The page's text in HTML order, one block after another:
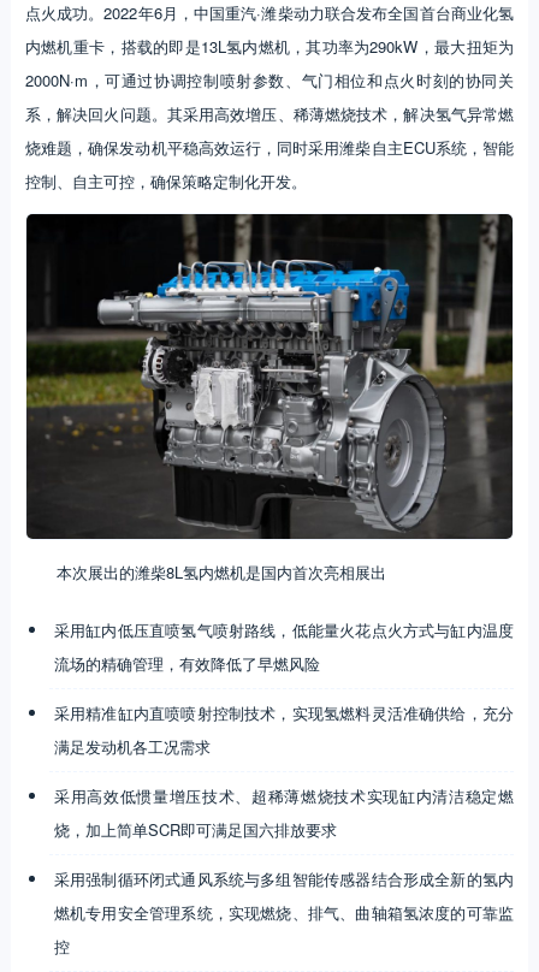
点火成功。2022年6月，中国重汽·潍柴动力联合发布全国首台商业化氢
内燃机重卡，搭载的即是13L氢内燃机，其功率为290kW，最大扭矩为
2000N·m，可通过协调控制喷射参数、气门相位和点火时刻的协同关
系，解决回火问题。其采用高效增压、稀薄燃烧技术，解决氢气异常燃
烧难题，确保发动机平稳高效运行，同时采用潍柴自主ECU系统，智能
控制、自主可控，确保策略定制化开发。
本次展出的潍柴8L氢内燃机是国内首次亮相展出
采用缸内低压直喷氢气喷射路线，低能量火花点火方式与缸内温度
流场的精确管理，有效降低了早燃风险
采用精准缸内直喷喷射控制技术，实现氢燃料灵活准确供给，充分
满足发动机各工况需求
采用高效低惯量增压技术、超稀薄燃烧技术实现缸内清洁稳定燃
烧，加上简单SCR即可满足国六排放要求
采用强制循环闭式通风系统与多组智能传感器结合形成全新的氢内
燃机专用安全管理系统，实现燃烧、排气、曲轴箱氢浓度的可靠监
控